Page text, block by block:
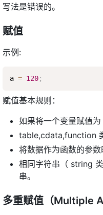
写法是错误的。
赋值
示例:
a = 120;
赋值基本规则：
如果将一个变量赋值为
table,cdata,function
将数据作为函数的参
相同字符串（ string
串。
多重赋值（Multiple